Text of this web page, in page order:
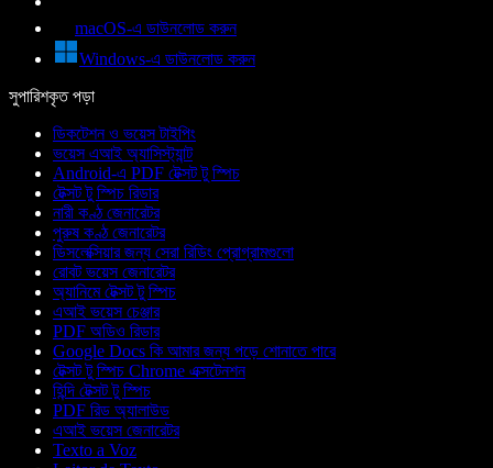
macOS-এ ডাউনলোড করুন
Windows-এ ডাউনলোড করুন
সুপারিশকৃত পড়া
ডিকটেশন ও ভয়েস টাইপিং
ভয়েস এআই অ্যাসিস্ট্যান্ট
Android-এ PDF টেক্সট টু স্পিচ
টেক্সট টু স্পিচ রিডার
নারী কণ্ঠ জেনারেটর
পুরুষ কণ্ঠ জেনারেটর
ডিসলেক্সিয়ার জন্য সেরা রিডিং প্রোগ্রামগুলো
রোবট ভয়েস জেনারেটর
অ্যানিমে টেক্সট টু স্পিচ
এআই ভয়েস চেঞ্জার
PDF অডিও রিডার
Google Docs কি আমার জন্য পড়ে শোনাতে পারে
টেক্সট টু স্পিচ Chrome এক্সটেনশন
হিন্দি টেক্সট টু স্পিচ
PDF রিড অ্যালাউড
এআই ভয়েস জেনারেটর
Texto a Voz